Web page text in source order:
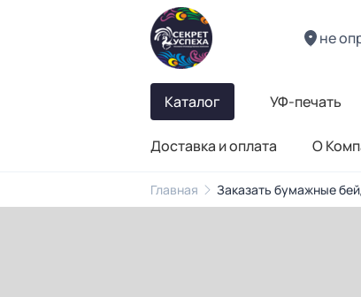
не
Каталог УФ-печать
Доставка и оплата О
Главная Заказать бумажные